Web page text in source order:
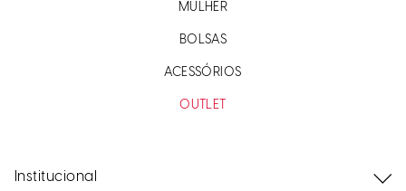
MULHER
BOLSAS
ACESSÓRIOS
OUTLET
Institucional